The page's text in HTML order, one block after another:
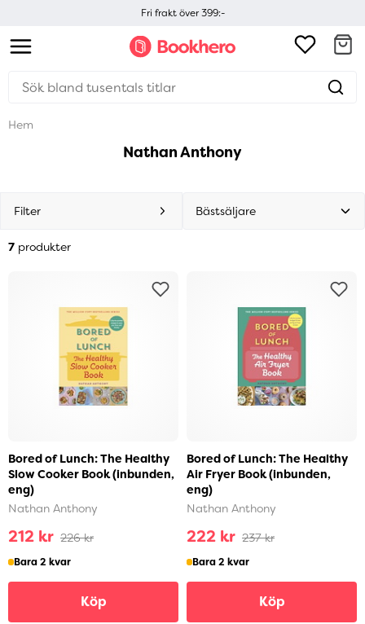
Fri frakt över 399:-
Hem
Nathan Anthony
Filter
7 produkter
Bored of Lunch: The Healthy
Slow Cooker Book (inbunden,
eng)
Nathan Anthony
212 kr 226 kr
Bara 2 kvar
Köp
Bored of Lunch: The Healthy
Air Fryer Book (inbunden,
eng)
Nathan Anthony
222 kr 237 kr
Bara 2 kvar
Köp